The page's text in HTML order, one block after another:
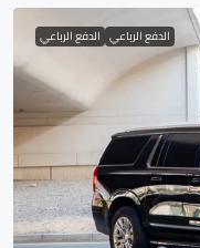
الدفع الرباعي الدفع الرباعي